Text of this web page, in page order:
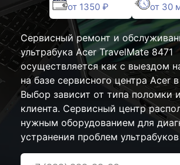
от 1350 ₽ от 30
Сервисный ремонт и
ультрабука Acer TravelMate 8471
осуществляется как с выездом
на базе сервисного центра Acer
Выбор зависит от типа поломки
клиента. Сервисный центр
нужным оборудованием для
устранения проблем